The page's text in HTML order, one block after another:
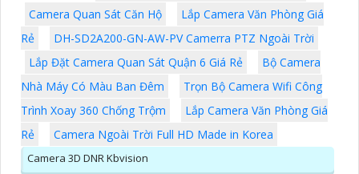
Camera Quan Sát Căn Hộ
Lắp Camera Văn Phòng Giá
Rẻ
DH-SD2A200-GN-AW-PV Camerra PTZ Ngoài Trời
Lắp Đặt Camera Quan Sát Quận 6 Giá Rẻ
Bộ Camera
Nhà Máy Có Màu Ban Đêm
Trọn Bộ Camera Wifi Công
Trình Xoay 360 Chống Trộm
Lắp Camera Văn Phòng Giá
Rẻ
Camera Ngoài Trời Full HD Made in Korea
Camera 3D DNR Kbvision